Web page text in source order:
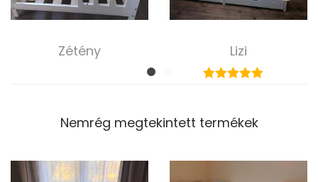
Zétény Lizi
Select options
Nemrég megtekintett termékek